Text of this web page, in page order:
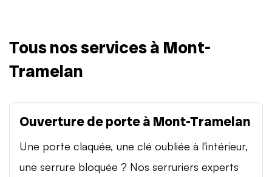
Tous nos services à Mont-
Tramelan
Ouverture de porte à Mont-Tramelan
Une porte claquée, une clé oubliée à l'intérieur,
une serrure bloquée ? Nos serruriers experts